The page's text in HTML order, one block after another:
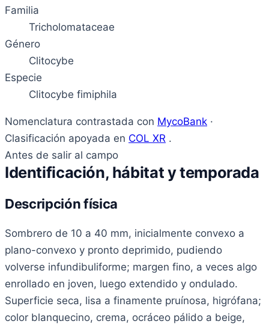
Familia
Tricholomataceae
Género
Clitocybe
Especie
Clitocybe fimiphila
Nomenclatura contrastada con MycoBank ·
Clasificación apoyada en COL XR .
Antes de salir al campo
Identificación, hábitat y temporada
Descripción física
Sombrero de 10 a 40 mm, inicialmente convexo a
plano-convexo y pronto deprimido, pudiendo
volverse infundibuliforme; margen fino, a veces algo
enrollado en joven, luego extendido y ondulado.
Superficie seca, lisa a finamente pruínosa, higrófana;
color blanquecino, crema, ocráceo pálido a beige,